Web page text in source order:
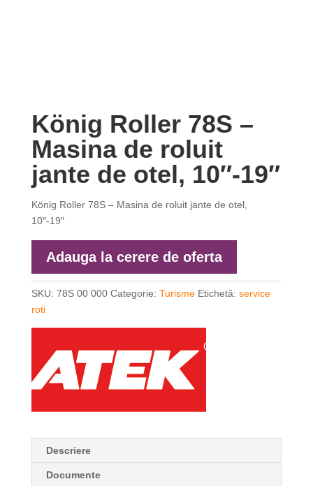
König Roller 78S –
Masina de roluit
jante de otel, 10″-19″
König Roller 78S – Masina de roluit jante de otel,
10″-19″
Adauga la cerere de oferta
SKU: 78S 00 000 Categorie: Turisme Etichetă: service
roti
Descriere
Documente